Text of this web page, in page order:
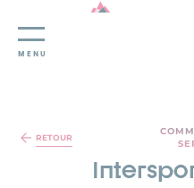
Panneau de gestion des cookies
MENU
RETOUR